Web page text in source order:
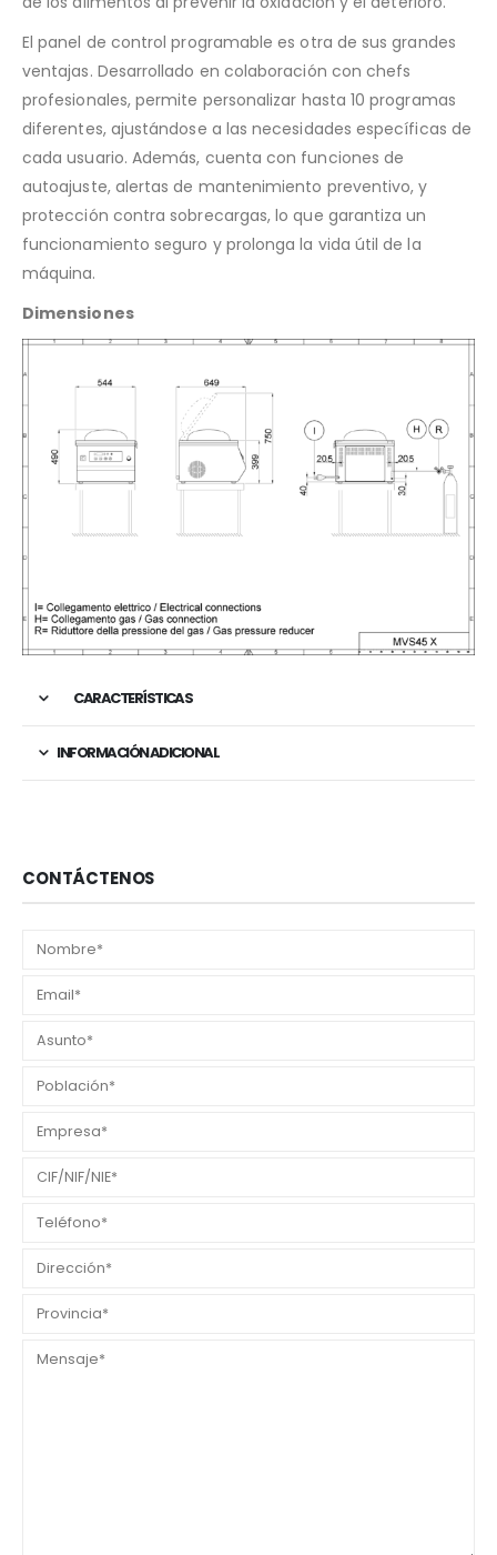
El panel de control programable es otra de sus grandes
ventajas. Desarrollado en colaboración con chefs
profesionales, permite personalizar hasta 10 programas
diferentes, ajustándose a las necesidades específicas de
cada usuario. Además, cuenta con funciones de
autoajuste, alertas de mantenimiento preventivo, y
protección contra sobrecargas, lo que garantiza un
funcionamiento seguro y prolonga la vida útil de la
máquina.
Dimensiones
CARACTERÍSTICAS
INFORMACIÓN ADICIONAL
CONTÁCTENOS